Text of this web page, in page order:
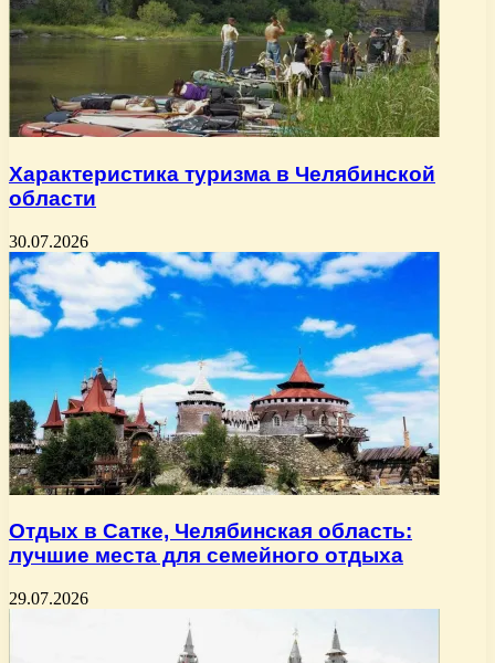
Характеристика туризма в Челябинской
области
30.07.2026
Отдых в Сатке, Челябинская область:
лучшие места для семейного отдыха
29.07.2026